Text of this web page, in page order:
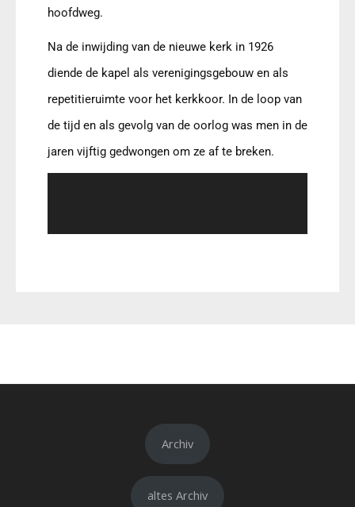
hoofdweg.
Na de inwijding van de nieuwe kerk in 1926
diende de kapel als verenigingsgebouw en als
repetitieruimte voor het kerkkoor. In de loop van
de tijd en als gevolg van de oorlog was men in de
jaren vijftig gedwongen om ze af te breken.
Archiv
altes Archiv